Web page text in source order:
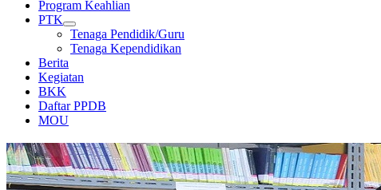
Program Keahlian
PTK
Tenaga Pendidik/Guru
Tenaga Kependidikan
Berita
Kegiatan
BKK
Daftar PPDB
MOU
PERPUSTAKAAN